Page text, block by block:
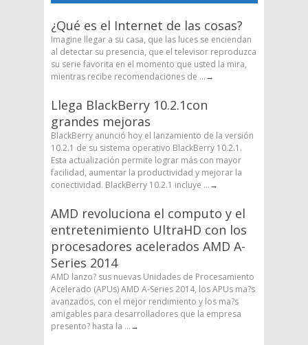
¿Qué es el Internet de las cosas?
Imagine llegar a su casa, que las luces se enciendan
al detectar su presencia, que el televisor reproduzca
su serie favorita en el momento que usted la mira,
mientras recibe recomendaciones de ...→
Llega BlackBerry 10.2.1con
grandes mejoras
BlackBerry anunció hoy el lanzamiento de la versión
10.2.1 de su sistema operativo BlackBerry 10.2.1.
Esta actualización permite lograr más con mayor
facilidad, aumentar la productividad y mejorar la
conectividad. BlackBerry 10.2.1 incluye ...→
AMD revoluciona el computo y el
entretenimiento UltraHD con los
procesadores acelerados AMD A-
Series 2014
AMD lanzo? sus nuevas Unidades de Procesamiento
Acelerado (APUs) AMD A-Series 2014, los APUs ma?s
avanzados, con el mejor rendimiento y los ma?s
amigables para desarrolladores que la empresa
presento? hasta la ...→